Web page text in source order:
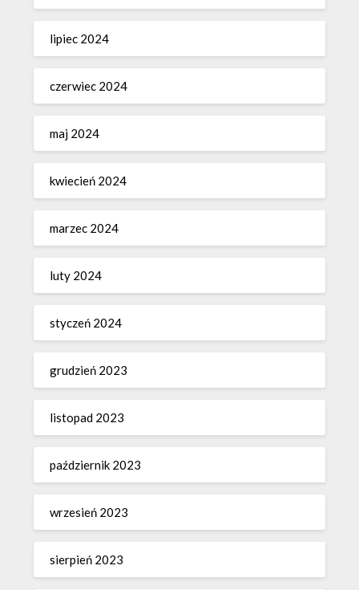
lipiec 2024
czerwiec 2024
maj 2024
kwiecień 2024
marzec 2024
luty 2024
styczeń 2024
grudzień 2023
listopad 2023
październik 2023
wrzesień 2023
sierpień 2023